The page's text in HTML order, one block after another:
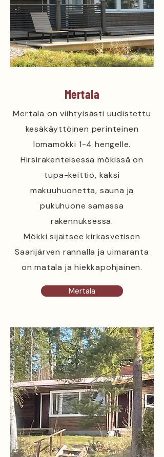
Mertala
Mertala on viihtyisästi uudistettu
kesäkäyttöinen perinteinen
lomamökki 1-4 hengelle.
Hirsirakenteisessa mökissä on
tupa-keittiö, kaksi
makuuhuonetta, sauna ja
pukuhuone samassa
rakennuksessa.
Mökki sijaitsee kirkasvetisen
Saarijärven rannalla ja uimaranta
on matala ja hiekkapohjainen.
Mertala